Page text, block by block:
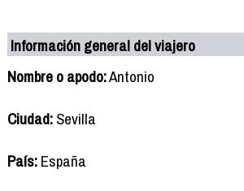
Información general del viajero
Nombre o apodo:Antonio
Ciudad:Sevilla
País:España